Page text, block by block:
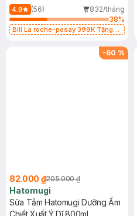
Dụng 40ml
4.9 (56)
832/tháng
38%
Bill La roche-posay 399K Tặng
-60 %
82.000 ₫205.000 ₫
Hatomugi
Sữa Tắm Hatomugi Dưỡng Ẩm
Chiết Xuất Ý Dĩ 800ml